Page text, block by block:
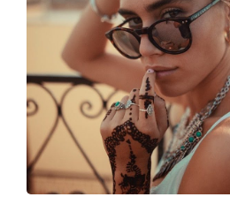
Materiale montatura:
Taglia:
Larghezza montatura:
Lunghezza asta (Asta):
Ponte:
Peso:
Naselli regolabili: